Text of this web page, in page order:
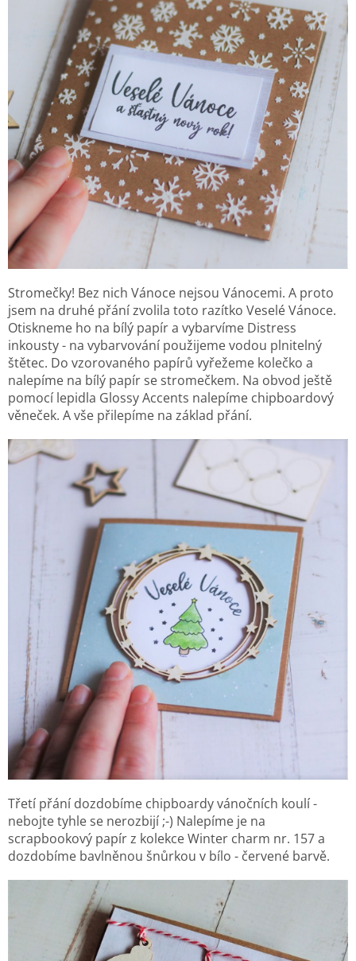
Stromečky! Bez nich Vánoce nejsou Vánocemi. A proto
jsem na druhé přání zvolila toto razítko Veselé Vánoce.
Otiskneme ho na bílý papír a vybarvíme Distress
inkousty - na vybarvování použijeme vodou plnitelný
štětec. Do vzorovaného papírů vyřežeme kolečko a
nalepíme na bílý papír se stromečkem. Na obvod ještě
pomocí lepidla Glossy Accents nalepíme chipboardový
věneček. A vše přilepíme na základ přání.
Třetí přání dozdobíme chipboardy vánočních koulí -
nebojte tyhle se nerozbijí ;-) Nalepíme je na
scrapbookový papír z kolekce Winter charm nr. 157 a
dozdobíme bavlněnou šnůrkou v bílo - červené barvě.